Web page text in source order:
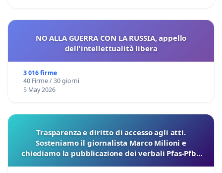
NO ALLA GUERRA CON LA RUSSIA, appello
dell'intellettualità libera
3 016 firme
40 Firme / 30 giorni
5 May 2026
Trasparenza e diritto di accesso agli atti.
Sosteniamo il giornalista Marco Milioni e
chiediamo la pubblicazione dei verbali Pfas-Pfba